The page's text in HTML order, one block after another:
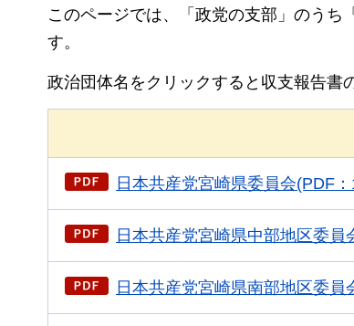
このページでは、「政党の支部」のうち
す。
政治団体名をクリックすると収支報告書
日本共産党宮崎県委員会(PDF
日本共産党宮崎県中部地区委員
日本共産党宮崎県南部地区委員